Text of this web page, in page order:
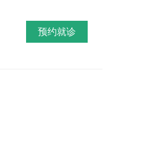
预约就诊